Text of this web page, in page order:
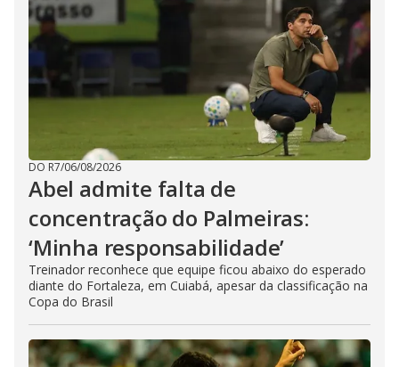
DO R7/06/08/2026
Abel admite falta de
concentração do Palmeiras:
‘Minha responsabilidade’
Treinador reconhece que equipe ficou abaixo do esperado
diante do Fortaleza, em Cuiabá, apesar da classificação na
Copa do Brasil